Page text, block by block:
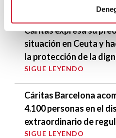
Cáritas expresa su
situación en Ceuta y
la protección de la
SIGUE LEYENDO
Cáritas Barcelona
4.100 personas en el
extraordinario de
SIGUE LEYENDO